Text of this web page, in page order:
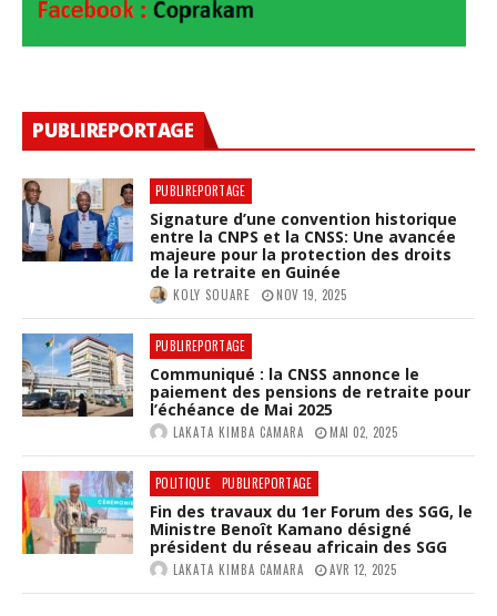
PUBLIREPORTAGE
PUBLIREPORTAGE
Signature d’une convention historique
entre la CNPS et la CNSS: Une avancée
majeure pour la protection des droits
de la retraite en Guinée
KOLY SOUARE NOV 19, 2025
PUBLIREPORTAGE
Communiqué : la CNSS annonce le
paiement des pensions de retraite pour
l’échéance de Mai 2025
LAKATA KIMBA CAMARA MAI 02, 2025
POLITIQUE PUBLIREPORTAGE
Fin des travaux du 1er Forum des SGG, le
Ministre Benoît Kamano désigné
président du réseau africain des SGG
LAKATA KIMBA CAMARA AVR 12, 2025